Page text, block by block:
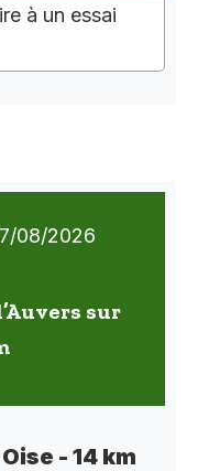
à un essai
08/2026
sur
- 14 km